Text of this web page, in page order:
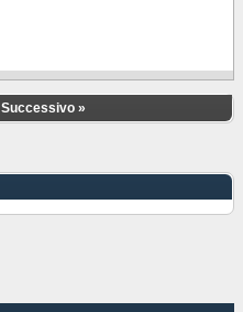
Successivo »